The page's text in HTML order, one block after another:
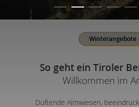
Winterangebote
So geht ein Tiroler
Willkommen im
Duftende Almwiesen,